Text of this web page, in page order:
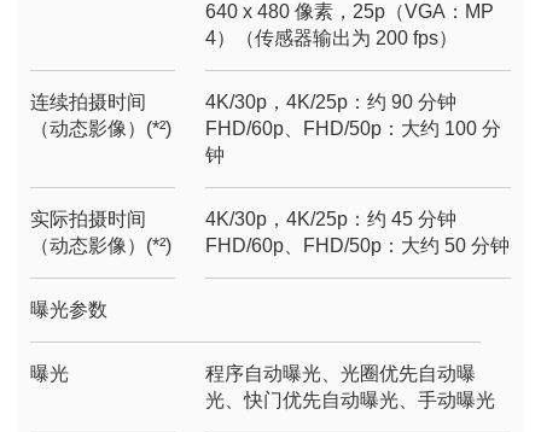
640 x 480 像素，25p（VGA：MP
4）（传感器输出为 200 fps）
连续拍摄时间
（动态影像）(*²)
4K/30p，4K/25p：约 90 分钟
FHD/60p、FHD/50p：大约 100 分
钟
实际拍摄时间
（动态影像）(*²)
4K/30p，4K/25p：约 45 分钟
FHD/60p、FHD/50p：大约 50 分钟
曝光参数
曝光
程序自动曝光、光圈优先自动曝
光、快门优先自动曝光、手动曝光